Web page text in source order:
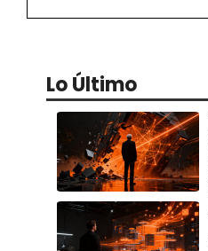
Lo Último